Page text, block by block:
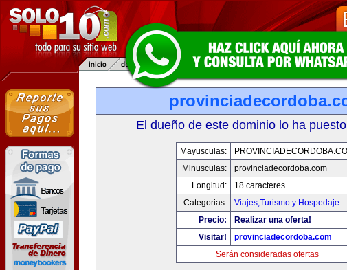
El dueño de este dominio lo ha
Mayusculas:
Minusculas:
provinciadecordoba.com
Longitud:
18 caracteres
Categorias:
Viajes,Turismo y Hospedaje
Precio:
Realizar una oferta!
Visitar!
provinciadecordoba.com
Serán consideradas ofertas